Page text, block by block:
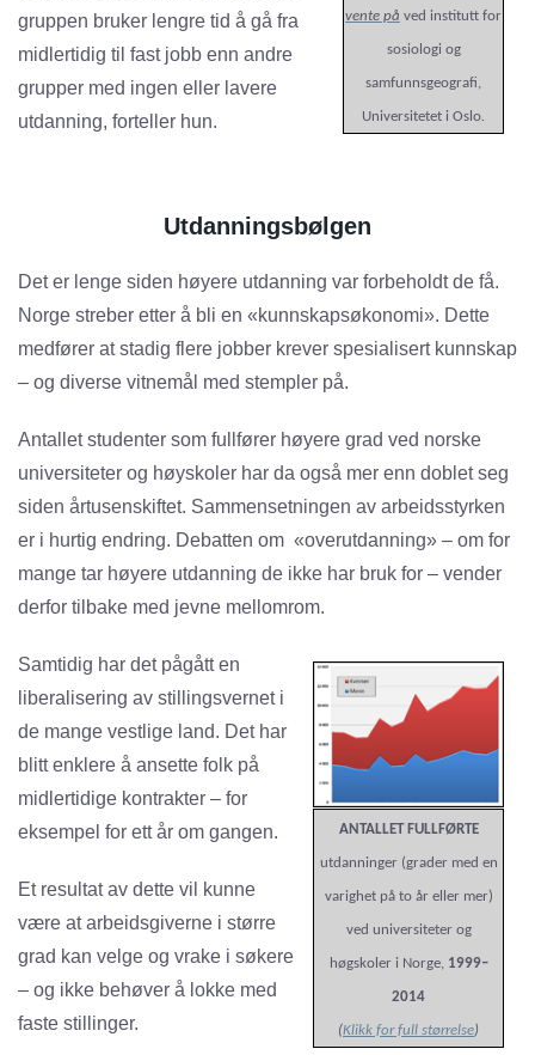
vente på ved institutt for
sosiologi og
samfunnsgeografi,
Universitetet i Oslo.
gruppen bruker lengre tid å gå fra
midlertidig til fast jobb enn andre
grupper med ingen eller lavere
utdanning, forteller hun.
Utdanningsbølgen
Det er lenge siden høyere utdanning var forbeholdt de få.
Norge streber etter å bli en «kunnskapsøkonomi». Dette
medfører at stadig flere jobber krever spesialisert kunnskap
– og diverse vitnemål med stempler på.
Antallet studenter som fullfører høyere grad ved norske
universiteter og høyskoler har da også mer enn doblet seg
siden årtusenskiftet. Sammensetningen av arbeidsstyrken
er i hurtig endring. Debatten om «overutdanning» – om for
mange tar høyere utdanning de ikke har bruk for – vender
derfor tilbake med jevne mellomrom.
ANTALLET FULLFØRTE
utdanninger (grader med en
varighet på to år eller mer)
ved universiteter og
høgskoler i Norge, 1999–
2014
(Klikk for full størrelse)
Samtidig har det pågått en
liberalisering av stillingsvernet i
de mange vestlige land. Det har
blitt enklere å ansette folk på
midlertidige kontrakter – for
eksempel for ett år om gangen.
Et resultat av dette vil kunne
være at arbeidsgiverne i større
grad kan velge og vrake i søkere
– og ikke behøver å lokke med
faste stillinger.